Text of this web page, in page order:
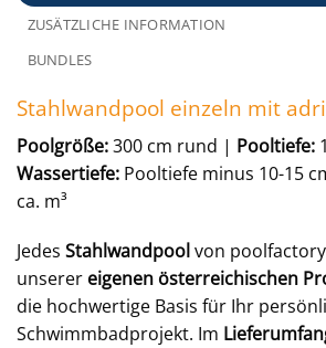
ZUSÄTZLICHE INFORMATION
BUNDLES
Stahlwandpool einzeln mit
Poolgröße:300 cm rund | Pooltiefe:
Wassertiefe: Pooltiefe minus 10-15
ca. m³
Jedes Stahlwandpoolvon
unserer eigenen österreichischen
die hochwertige Basis für Ihr
Schwimmbadprojekt. Im